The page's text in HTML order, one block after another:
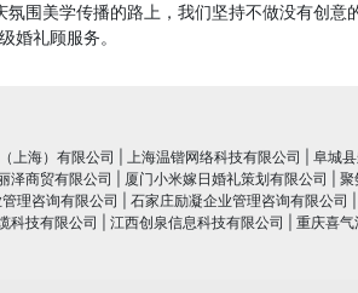
围美学传播的路上，我们坚持不做没有创意
婚礼顾服务。
上海）有限公司 上海温锴网络科技有限公司
阜城
泽商贸有限公司 厦门小米嫁日婚礼策划有限公司
聚
理咨询有限公司 石家庄励凝企业管理咨询有限公司
科技有限公司 江西创泉信息科技有限公司 重庆喜气